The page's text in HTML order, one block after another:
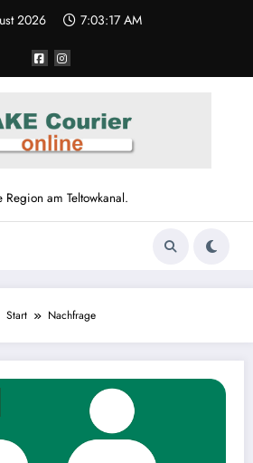
2026 7:03:17 AM
Region am Teltowkanal.
Start Nachfrage